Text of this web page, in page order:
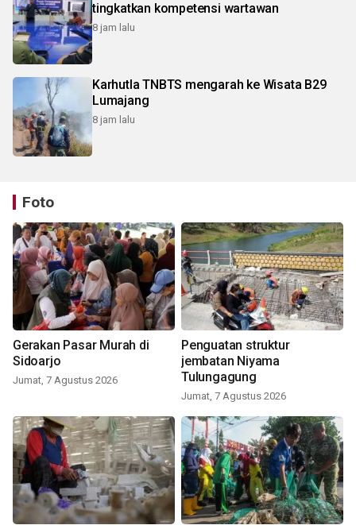
tingkatkan kompetensi wartawan
8 jam lalu
Karhutla TNBTS mengarah ke Wisata B29
Lumajang
8 jam lalu
Foto
Gerakan Pasar Murah di
Sidoarjo
Jumat, 7 Agustus 2026
Penguatan struktur
jembatan Niyama
Tulungagung
Jumat, 7 Agustus 2026